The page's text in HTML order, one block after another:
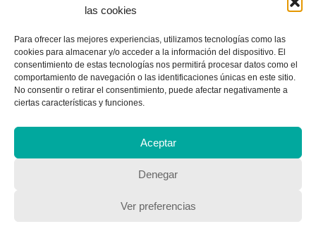
las cookies
Para ofrecer las mejores experiencias, utilizamos tecnologías como las
cookies para almacenar y/o acceder a la información del dispositivo. El
consentimiento de estas tecnologías nos permitirá procesar datos como el
comportamiento de navegación o las identificaciones únicas en este sitio.
No consentir o retirar el consentimiento, puede afectar negativamente a
ciertas características y funciones.
Aceptar
Denegar
Ver preferencias
CONTACTA CON NOSOTROS